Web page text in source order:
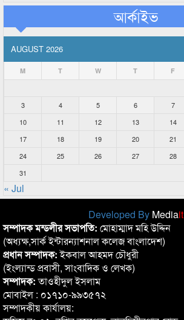
আর্কাইভ
AUGUST 2026
M T W T F
3
4 5 6 7
10
11 12 13 14
17
18 19 20 21
24
25 26 27 28
31
« Jul
Developed By Mediait
সম্পাদক মন্ডলীর সভাপতি: মোহাম্মাদ মহি উদ্দিন
(অধ্যক্ষ,সার্ক ইন্টারন্যাশনাল কলেজ বাংলাদেশ)
প্রধান সম্পাদক:ইকবাল আহমদ চৌধুরী
(ইংল্যান্ড প্রবাসী, সাংবাদিক ও লেখক)
সম্পাদক:তাওহীদুল ইসলাম
মোবাইল : ০১৭১০-৯৯৩৫৭২
সম্পাদকীয় কার্যালয়: